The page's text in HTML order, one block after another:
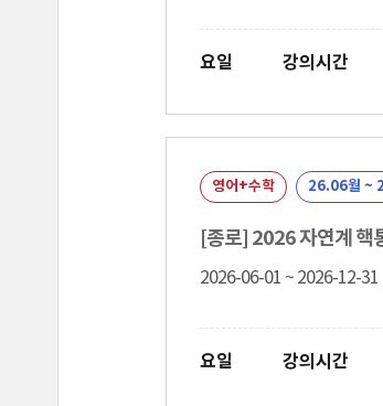
요일 강의시간
영어+수학 26.06월 ~
[종로] 2026 자연계 핵
2026-06-01 ~ 2026-12-31
요일 강의시간